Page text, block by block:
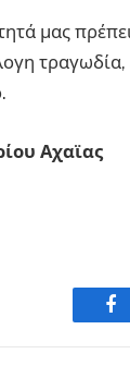
μας
Αχαϊας